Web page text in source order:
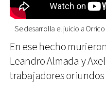
Se desarrolla el juicio a
En ese hecho
Leandro Almada y
trabajadores oriundos